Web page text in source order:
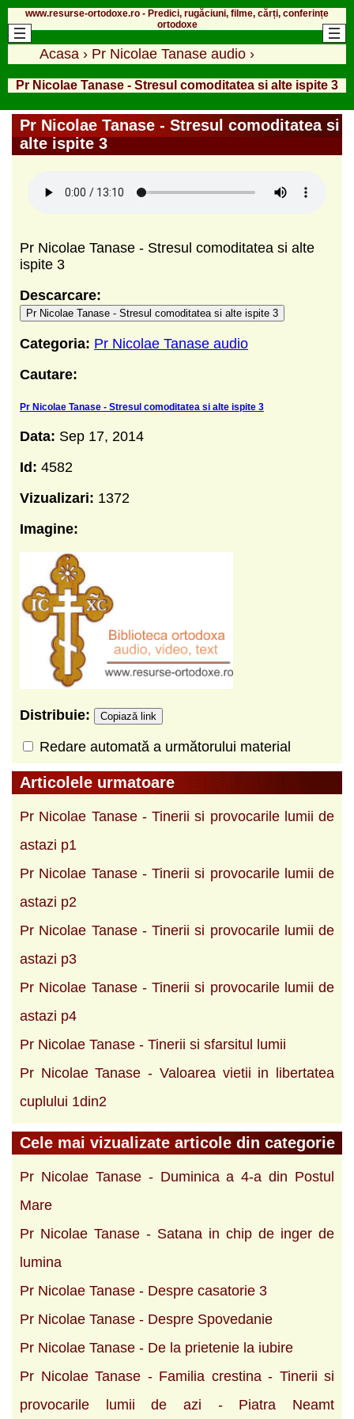
www.resurse-ortodoxe.ro - Predici, rugăciuni, filme, cărți, conferințe
ortodoxe
Acasa › Pr Nicolae Tanase audio ›
Pr Nicolae Tanase - Stresul comoditatea si alte ispite 3
Pr Nicolae Tanase - Stresul comoditatea si
alte ispite 3
Pr Nicolae Tanase - Stresul comoditatea si alte
ispite 3
Descarcare:
Pr Nicolae Tanase - Stresul comoditatea si alte ispite 3
Categoria: Pr Nicolae Tanase audio
Cautare:
Pr Nicolae Tanase - Stresul comoditatea si alte ispite 3
Data: Sep 17, 2014
Id: 4582
Vizualizari: 1372
Imagine:
Distribuie: Copiază link
Redare automată a următorului material
Articolele urmatoare
Pr Nicolae Tanase - Tinerii si provocarile lumii de
astazi p1
Pr Nicolae Tanase - Tinerii si provocarile lumii de
astazi p2
Pr Nicolae Tanase - Tinerii si provocarile lumii de
astazi p3
Pr Nicolae Tanase - Tinerii si provocarile lumii de
astazi p4
Pr Nicolae Tanase - Tinerii si sfarsitul lumii
Pr Nicolae Tanase - Valoarea vietii in libertatea
cuplului 1din2
Cele mai vizualizate articole din categorie
Pr Nicolae Tanase - Duminica a 4-a din Postul
Mare
Pr Nicolae Tanase - Satana in chip de inger de
lumina
Pr Nicolae Tanase - Despre casatorie 3
Pr Nicolae Tanase - Despre Spovedanie
Pr Nicolae Tanase - De la prietenie la iubire
Pr Nicolae Tanase - Familia crestina - Tinerii si
provocarile lumii de azi - Piatra Neamt